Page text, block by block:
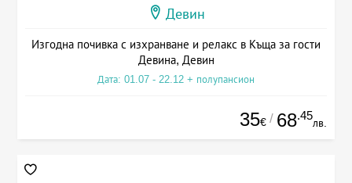
Девин
Изгодна почивка с изхранване и релакс в Къща за гости
Девина, Девин
Дата: 01.07 - 22.12 + полупансион
35€ / 68.45
лв.